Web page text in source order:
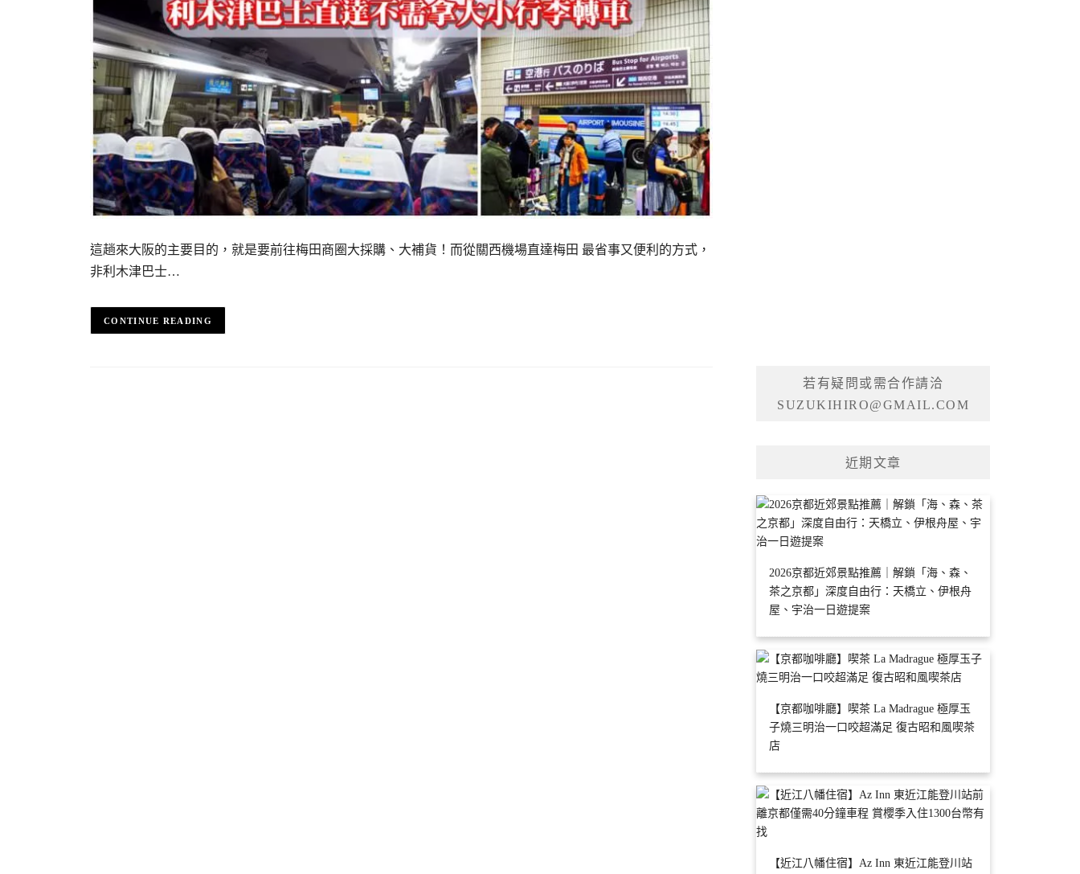
這趟來大阪的主要目的，就是要前往梅田商圈大採購、大補貨！而從關西機場直達梅田 最省事又便利的方式，
非利木津巴士…
CONTINUE READING
若有疑問或需合作請洽
SUZUKIHIRO@GMAIL.COM
近期文章
2026京都近郊景點推薦｜解鎖「海、森、
茶之京都」深度自由行：天橋立、伊根舟
屋、宇治一日遊提案
【京都咖啡廳】喫茶 La Madrague 極厚玉
子燒三明治一口咬超滿足 復古昭和風喫茶
店
【近江八幡住宿】Az Inn 東近江能登川站